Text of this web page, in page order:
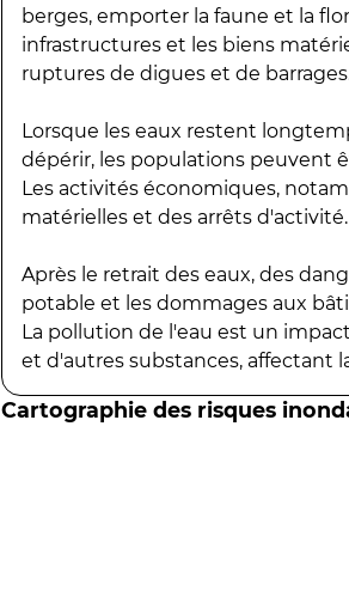
berges, emporter la faune et la
infrastructures et les biens
ruptures de digues et de
Lorsque les eaux restent
dépérir, les populations peuvent
Les activités économiques,
matérielles et des arrêts d'activité.
Après le retrait des eaux, des
potable et les dommages aux
La pollution de l'eau est un
et d'autres substances, affectant
Cartographie des risques